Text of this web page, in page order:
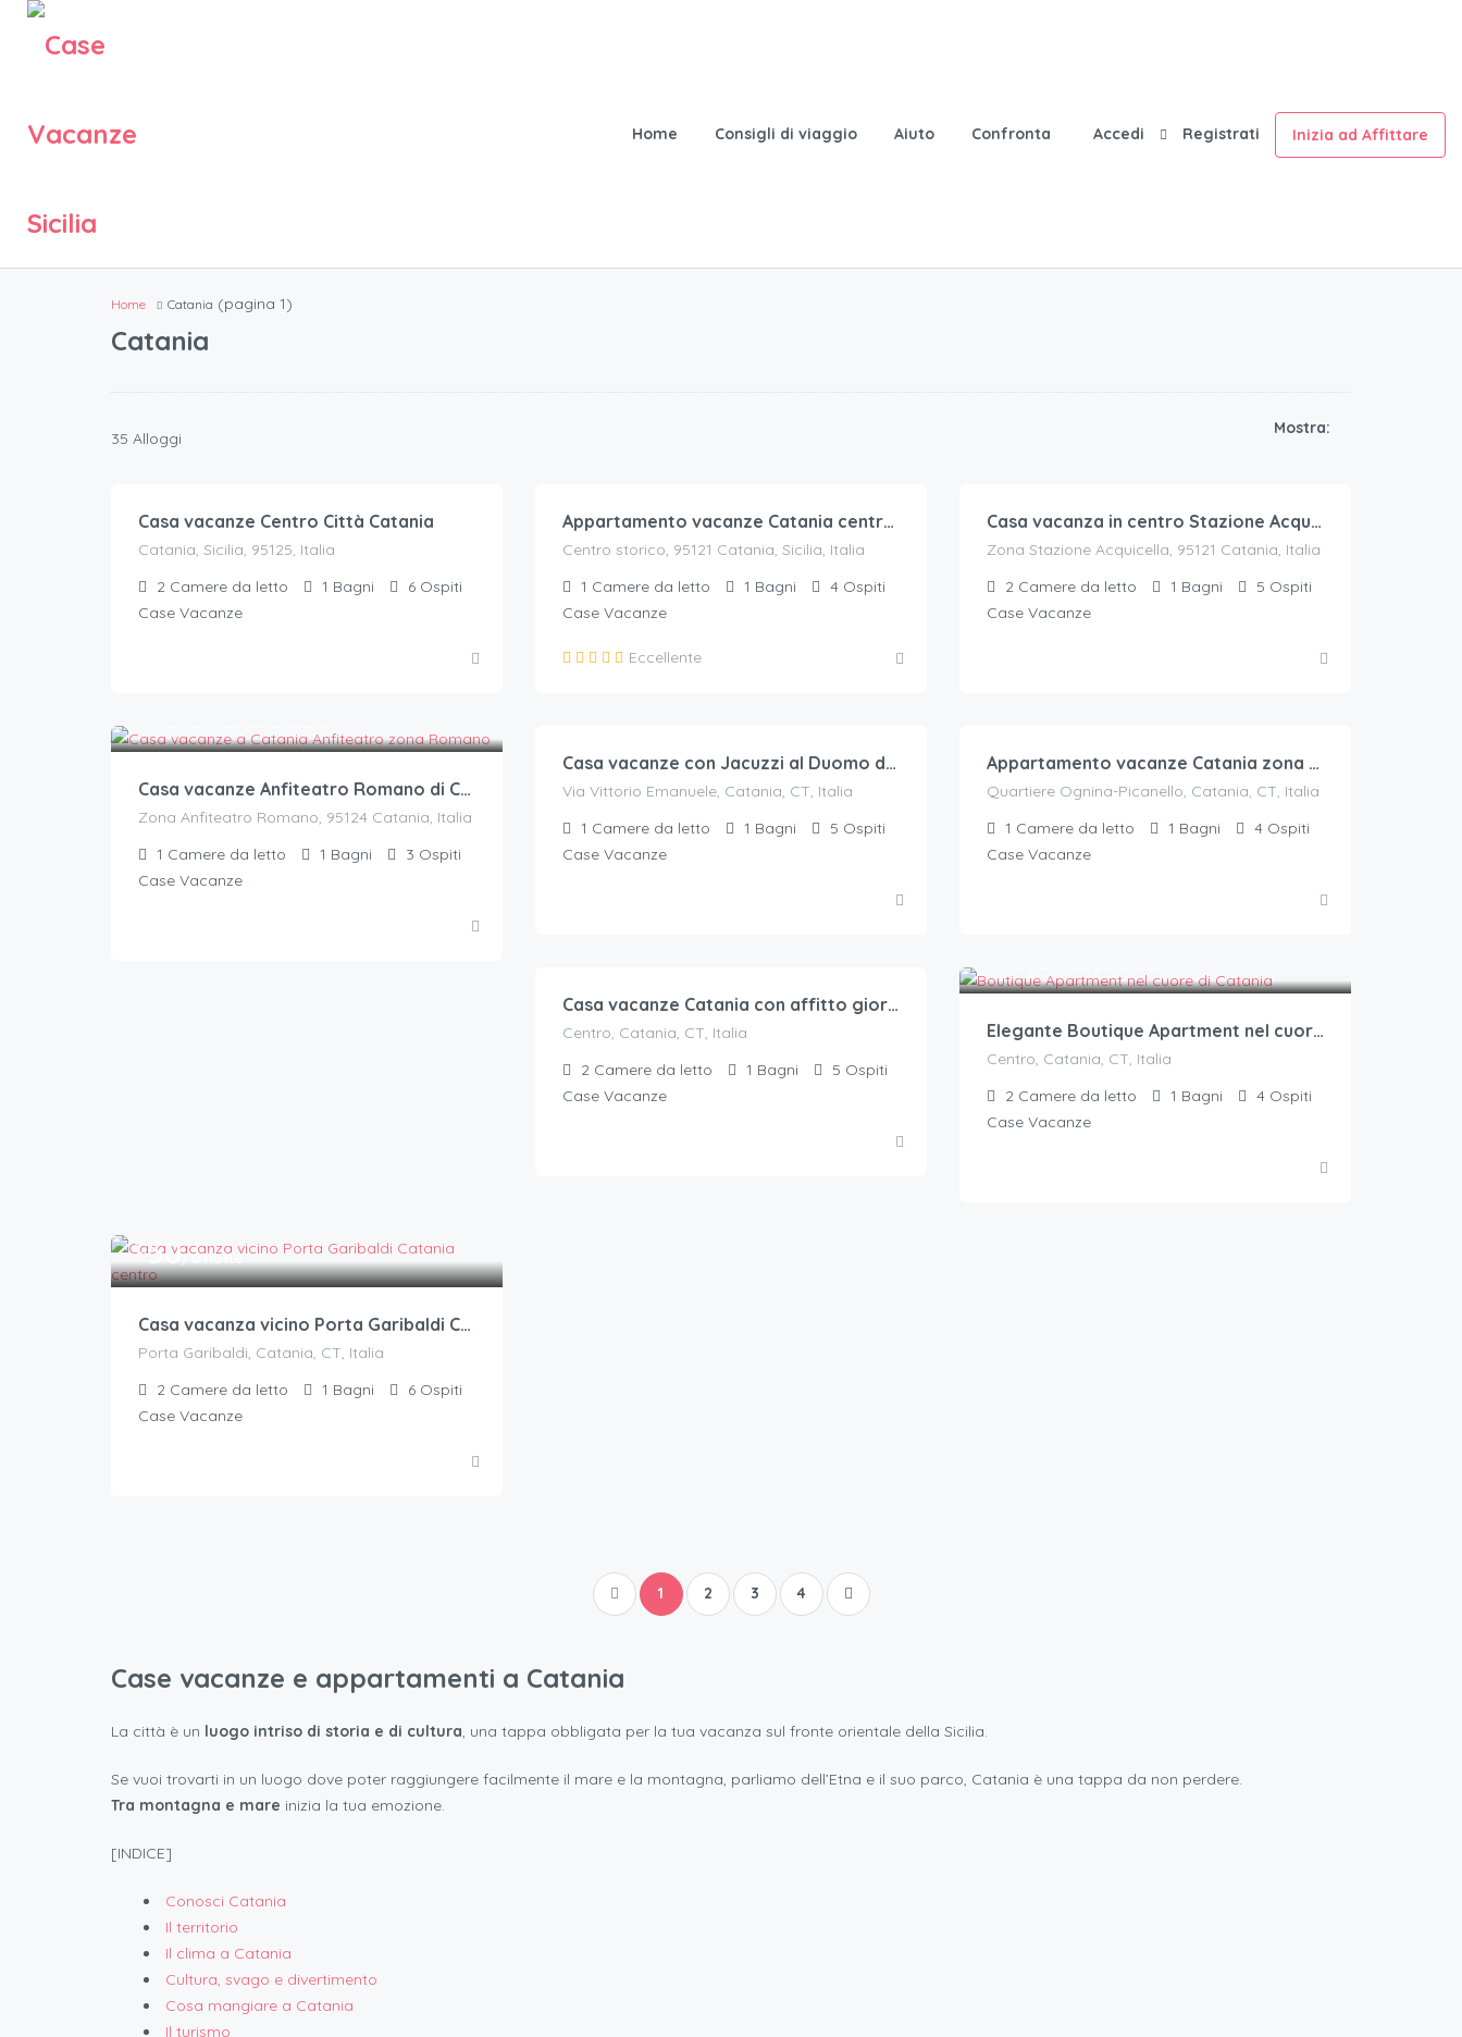
Home Consigli di viaggio Aiuto Confronta Accedi Registrati Inizia ad Affittare
Home Catania (pagina 1)
Catania
35 Alloggi
Mostra:
€.70
Casa vacanze Centro Città Catania
Catania, Sicilia, 95125, Italia
2 Camere da letto 1 Bagni 6 Ospiti
Case Vacanze
Appartamento vacanze Catania centro storico
Centro storico, 95121 Catania, Sicilia, Italia
1 Camere da letto 1 Bagni 4 Ospiti
Case Vacanze
Eccellente
Casa vacanza in centro Stazione Acquicella di Catania
Zona Stazione Acquicella, 95121 Catania, Italia
2 Camere da letto 1 Bagni 5 Ospiti
Case Vacanze
Casa vacanze Anfiteatro Romano di Catania
Zona Anfiteatro Romano, 95124 Catania, Italia
1 Camere da letto 1 Bagni 3 Ospiti
Case Vacanze
Casa vacanze con Jacuzzi al Duomo di Catania
Via Vittorio Emanuele, Catania, CT, Italia
1 Camere da letto 1 Bagni 5 Ospiti
Case Vacanze
Appartamento vacanze Catania zona Ognina-Picanello
Quartiere Ognina-Picanello, Catania, CT, Italia
1 Camere da letto 1 Bagni 4 Ospiti
Case Vacanze
Casa vacanze Catania con affitto giornaliero
Centro, Catania, CT, Italia
2 Camere da letto 1 Bagni 5 Ospiti
Case Vacanze
Elegante Boutique Apartment nel cuore di Catania
Centro, Catania, CT, Italia
2 Camere da letto 1 Bagni 4 Ospiti
Case Vacanze
€.50/a notte
Casa vacanza vicino Porta Garibaldi Catania centro
Porta Garibaldi, Catania, CT, Italia
2 Camere da letto 1 Bagni 6 Ospiti
Case Vacanze
1 2 3 4
Case vacanze e appartamenti a Catania
La città è un luogo intriso di storia e di cultura, una tappa obbligata per la tua vacanza sul fronte orientale della Sicilia.
Se vuoi trovarti in un luogo dove poter raggiungere facilmente il mare e la montagna, parliamo dell’Etna e il suo parco, Catania è una tappa da non perdere.
Tra montagna e mare inizia la tua emozione.
[INDICE]
Conosci Catania
Il territorio
Il clima a Catania
Cultura, svago e divertimento
Cosa mangiare a Catania
Il turismo